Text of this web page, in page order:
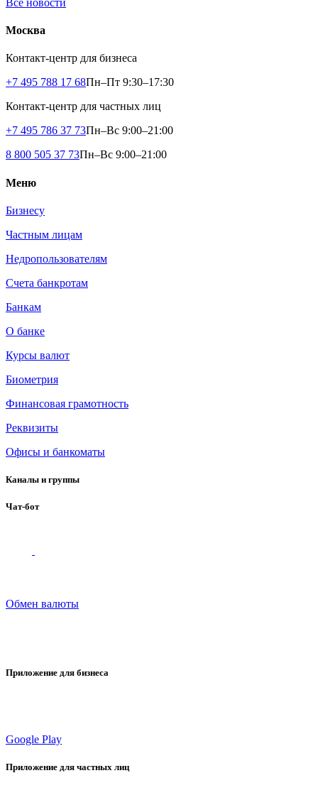
Москва
Контакт-центр для бизнеса
+7 495 788 17 68Пн–Пт 9:30–17:30
Контакт-центр для частных лиц
+7 495 786 37 73Пн–Вс 9:00–21:00
8 800 505 37 73Пн–Вс 9:00–21:00
Меню
Бизнесу
Частным лицам
Недропользователям
Счета банкротам
Банкам
О банке
Курсы валют
Биометрия
Финансовая грамотность
Реквизиты
Офисы и банкоматы
Каналы и группы
Чат-бот
Обмен валюты
Приложение для бизнеса
Google Play
Приложение для частных лиц